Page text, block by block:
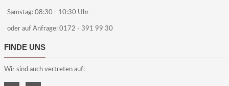
Samstag: 08:30 - 10:30 Uhr
oder auf Anfrage: 0172 - 391 99 30
FINDE UNS
Wir sind auch vertreten auf: